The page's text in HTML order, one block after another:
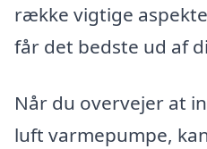
række vigtige
får det bedste ud af
Når du overvejer at
luft varmepumpe,